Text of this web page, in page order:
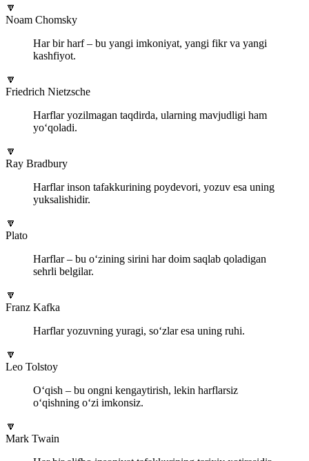
🔽
Noam Chomsky
Har bir harf – bu yangi imkoniyat, yangi fikr va yangi
kashfiyot.
🔽
Friedrich Nietzsche
Harflar yozilmagan taqdirda, ularning mavjudligi ham
yo‘qoladi.
🔽
Ray Bradbury
Harflar inson tafakkurining poydevori, yozuv esa uning
yuksalishidir.
🔽
Plato
Harflar – bu o‘zining sirini har doim saqlab qoladigan
sehrli belgilar.
🔽
Franz Kafka
Harflar yozuvning yuragi, so‘zlar esa uning ruhi.
🔽
Leo Tolstoy
O‘qish – bu ongni kengaytirish, lekin harflarsiz
o‘qishning o‘zi imkonsiz.
🔽
Mark Twain